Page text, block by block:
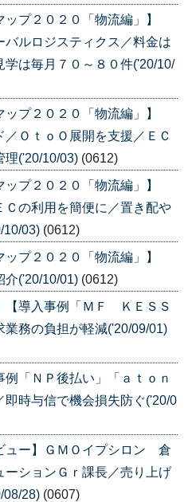
ップ２０２０「物流編」】
バルロジスティクス／料金は
は毎月７０～８０件('20/10/
ップ２０２０「物流編」】
／ＯｔｏＯ展開を支援／ＥＣ
理('20/10/03) (0612)
ップ２０２０「物流編」】
Ｃの利用を簡便に／置き配や
10/03) (0612)
ップ２０２０「物流編」】
介('20/10/01) (0612)
【導入事例「ＭＦ ＫＥＳＳ
業務の負担が軽減('20/09/01)
例「ＮＰ後払い」「ａｔｏｎ
即時与信で機会損失防ぐ('20/0
ュー】ＧＭＯイプシロン 倉
ーションＧｒ課長／売り上げ
08/28) (0607)